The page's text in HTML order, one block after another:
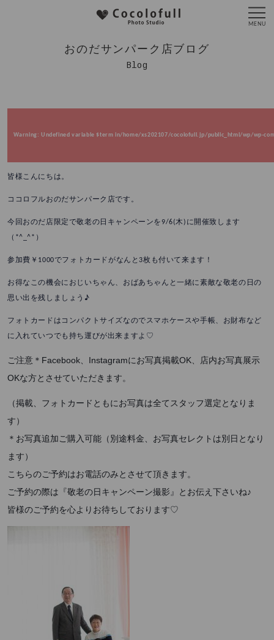
おのだサンパーク店ブログ
Blog
Warning : Undefined variable $term in/home/xs202107/cocolofull.jp/public_html/wp/wp-
皆様こんにちは。
ココロフルおのだサンパーク店です。
今回おのだ店限定で敬老の日キャンペーンを9/6(木)に開催致します
（*^_^*）
参加費￥1000でフォトカードがなんと3枚も付いて来ます！
お得なこの機会におじいちゃん、おばあちゃんと一緒に素敵な敬老の日の
思い出を残しましょう♪
フォトカードはコンパクトサイズなのでスマホケースや手帳、お財布など
に入れていつでも持ち運びが出来ますよ♡
ご注意 ＊Facebook、Instagramにお写真掲載OK、店内お写真展示
OKな方とさせていただきます。
（掲載、フォトカードともにお写真は全てスタッフ選定となりま
す）
＊お写真追加ご購入可能（別途料金、お写真セレクトは別日となり
ます）
こちらのご予約はお電話のみとさせて頂きます。
ご予約の際は『敬老の日キャンペーン撮影』とお伝え下さいね♪
皆様のご予約を心よりお待ちしております♡